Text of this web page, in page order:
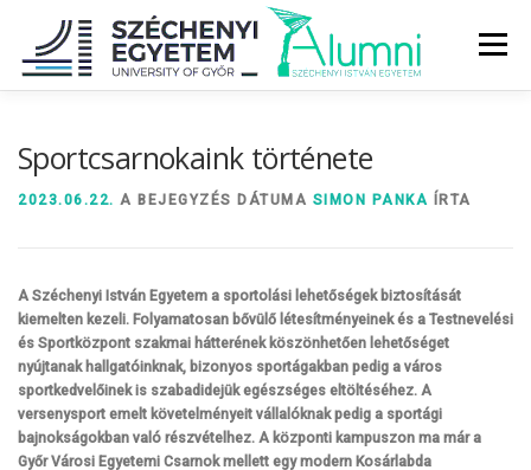
tartalomhoz
Menü
SZOLGÁLTATÁSOK ÉVFOLYAMOK
Sportcsarnokaink története
2023.06.22. A BEJEGYZÉS DÁTUMA SIMON PANKA ÍRTA
A Széchenyi István Egyetem a sportolási lehetőségek biztosítását
kiemelten kezeli. Folyamatosan bővülő létesítményeinek és a Testnevelési
és Sportközpont szakmai hátterének köszönhetően lehetőséget
nyújtanak hallgatóinknak, bizonyos sportágakban pedig a város
sportkedvelőinek is szabadidejük egészséges eltöltéséhez. A
versenysport emelt követelményeit vállalóknak pedig a sportági
bajnokságokban való részvételhez. A központi kampuszon ma már a
Győr Városi Egyetemi Csarnok mellett egy modern Kosárlabda